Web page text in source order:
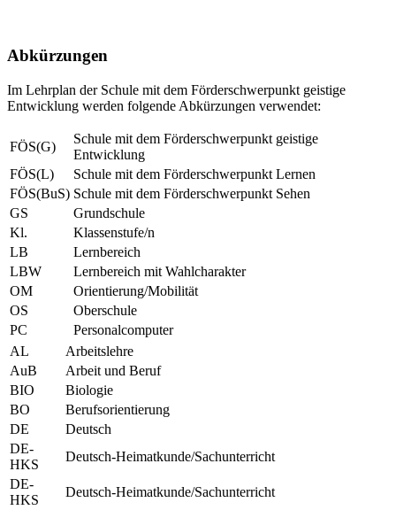
Abkürzungen
Im Lehrplan der Schule mit dem Förderschwerpunkt geistige
Entwicklung werden folgende Abkürzungen verwendet:
FÖS(G)
Schule mit dem Förderschwerpunkt geistige
Entwicklung
FÖS(L)
Schule mit dem Förderschwerpunkt Lernen
FÖS(BuS) Schule mit dem Förderschwerpunkt Sehen
GS
Grundschule
Kl.
Klassenstufe/n
LB
Lernbereich
LBW
Lernbereich mit Wahlcharakter
OM
Orientierung/Mobilität
OS
Oberschule
PC
Personalcomputer
AL
Arbeitslehre
AuB
Arbeit und Beruf
BIO
Biologie
BO
Berufsorientierung
DE
Deutsch
DE-
HKS
Deutsch-Heimatkunde/Sachunterricht
DE-
HKS
Deutsch-Heimatkunde/Sachunterricht